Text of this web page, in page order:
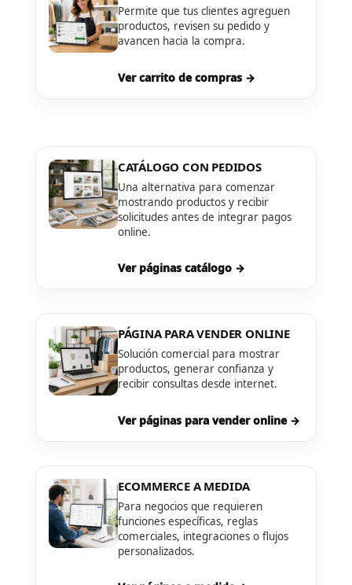
Permite que tus clientes agreguen
productos, revisen su pedido y
avancen hacia la compra.
Ver carrito de compras →
CATÁLOGO CON PEDIDOS
Una alternativa para comenzar
mostrando productos y recibir
solicitudes antes de integrar pagos
online.
Ver páginas catálogo →
PÁGINA PARA VENDER ONLINE
Solución comercial para mostrar
productos, generar confianza y
recibir consultas desde internet.
Ver páginas para vender online →
ECOMMERCE A MEDIDA
Para negocios que requieren
funciones específicas, reglas
comerciales, integraciones o flujos
personalizados.